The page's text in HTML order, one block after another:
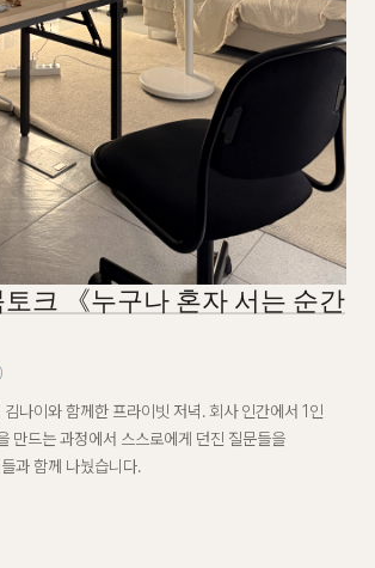
크 《누구나 혼자 서는 순간
나이와 함께한 프라이빗 저녁. 회사 인간에서 1인
만드는 과정에서 스스로에게 던진 질문들을
과 함께 나눴습니다.